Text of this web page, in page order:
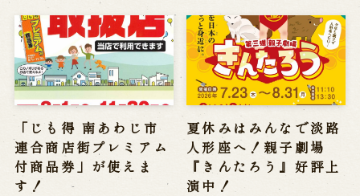
「じも得 南あわじ市
連合商店街プレミアム
付商品券」が使えま
す！
夏休みはみんなで淡路
人形座へ！親子劇場
『きんたろう』好評上
演中！